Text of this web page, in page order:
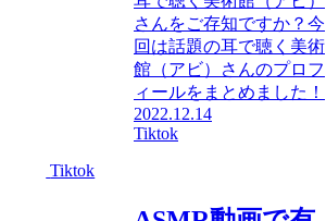
さんをご存知ですか？今
回は話題の耳で聴く美術
館（アビ）さんのプロフ
ィールをまとめました！
2022.12.14
Tiktok
Tiktok